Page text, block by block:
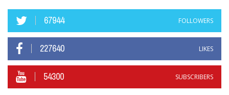
67944 FOLLOWERS
227640 LIKES
54300 SUBSCRIBERS